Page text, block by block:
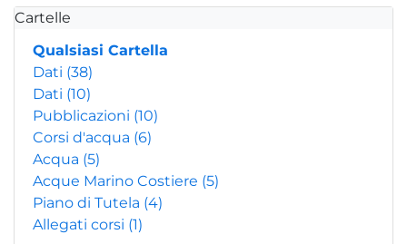
Cartelle
Qualsiasi Cartella
Dati (38)
Dati (10)
Pubblicazioni (10)
Corsi d'acqua (6)
Acqua (5)
Acque Marino Costiere (5)
Piano di Tutela (4)
Allegati corsi (1)